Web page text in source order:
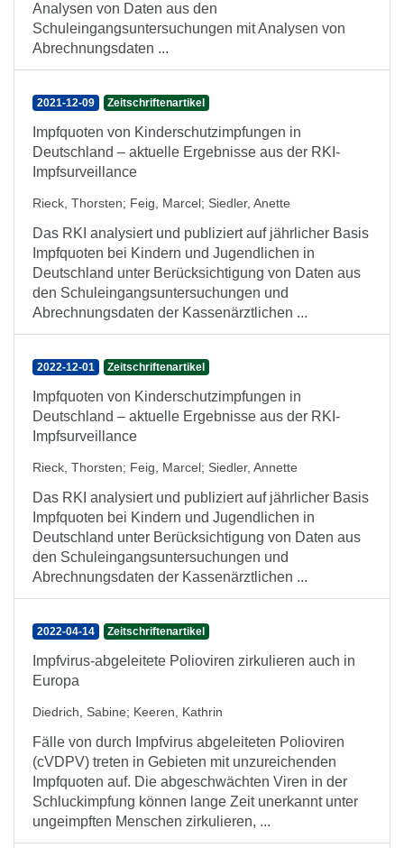
Analysen von Daten aus den
Schuleingangsuntersuchungen mit Analysen von
Abrechnungsdaten ...
2021-12-09 Zeitschriftenartikel
Impfquoten von Kinderschutzimpfungen in
Deutschland – aktuelle Ergebnisse aus der RKI-
Impfsurveillance
Rieck, Thorsten; Feig, Marcel; Siedler, Anette
Das RKI analysiert und publiziert auf jährlicher Basis
Impfquoten bei Kindern und Jugendlichen in
Deutschland unter Berücksichtigung von Daten aus
den Schuleingangsuntersuchungen und
Abrechnungsdaten der Kassenärztlichen ...
2022-12-01 Zeitschriftenartikel
Impfquoten von Kinderschutzimpfungen in
Deutschland – aktuelle Ergebnisse aus der RKI-
Impfsurveillance
Rieck, Thorsten; Feig, Marcel; Siedler, Annette
Das RKI analysiert und publiziert auf jährlicher Basis
Impfquoten bei Kindern und Jugendlichen in
Deutschland unter Berücksichtigung von Daten aus
den Schuleingangsuntersuchungen und
Abrechnungsdaten der Kassenärztlichen ...
2022-04-14 Zeitschriftenartikel
Impfvirus-abgeleitete Polioviren zirkulieren auch in
Europa
Diedrich, Sabine; Keeren, Kathrin
Fälle von durch Impfvirus abgeleiteten Polioviren
(cVDPV) treten in Gebieten mit unzureichenden
Impfquoten auf. Die abgeschwächten Viren in der
Schluckimpfung können lange Zeit unerkannt unter
ungeimpften Menschen zirkulieren, ...